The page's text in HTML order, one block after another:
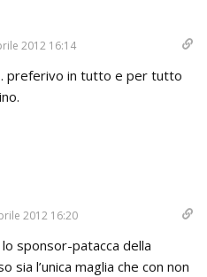
2012 16:14
preferivo in tutto e per tutto
2012 16:20
sponsor-patacca della
sia l’unica maglia che con non